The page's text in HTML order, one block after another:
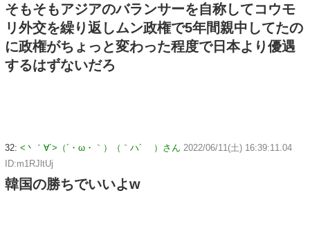
そもそもアジアのバランサーを自称してコウモ
リ外交を繰り返しムン政権で5年間親中してたの
に政権がちょっと変わった程度で日本より優遇
するはずないだろ
32: <丶｀∀´>（´・ω・｀）（｀ハ´ ）さん 2022/06/11(土) 16:39:11.04
ID:m1RJltUj
韓国の勝ちでいいよw